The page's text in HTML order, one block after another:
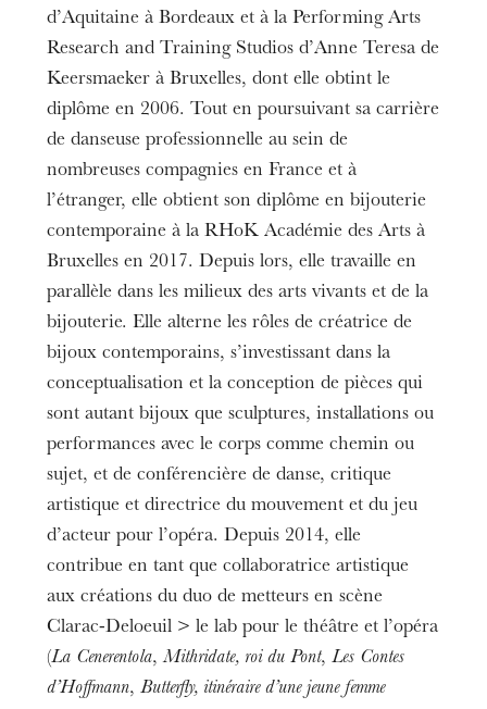
d’Aquitaine à Bordeaux et à la Performing Arts
Research and Training Studios d’Anne Teresa de
Keersmaeker à Bruxelles, dont elle obtint le
diplôme en 2006. Tout en poursuivant sa carrière
de danseuse professionnelle au sein de
nombreuses compagnies en France et à
l’étranger, elle obtient son diplôme en bijouterie
contemporaine à la RHoK Académie des Arts à
Bruxelles en 2017. Depuis lors, elle travaille en
parallèle dans les milieux des arts vivants et de la
bijouterie. Elle alterne les rôles de créatrice de
bijoux contemporains, s’investissant dans la
conceptualisation et la conception de pièces qui
sont autant bijoux que sculptures, installations ou
performances avec le corps comme chemin ou
sujet, et de conférencière de danse, critique
artistique et directrice du mouvement et du jeu
d’acteur pour l’opéra. Depuis 2014, elle
contribue en tant que collaboratrice artistique
aux créations du duo de metteurs en scène
Clarac-Deloeuil > le lab pour le théâtre et l’opéra
(La Cenerentola,Mithridate, roi du Pont,Les Contes
d’Hoffmann,Butterfly, itinéraire d’une jeune femme